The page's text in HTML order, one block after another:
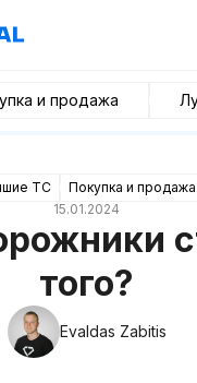
и продажа
ТС
Покупка и продажа
15.01.2024
того?
Evaldas Zabitis